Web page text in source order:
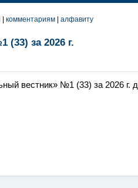
комментариям алфавиту
(33) за 2026 г.
вестник» №1 (33) за 2026 г.